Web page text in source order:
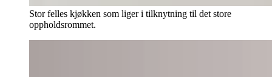
Stor felles kjøkken som liger i tilknytning til det store
oppholdsrommet.